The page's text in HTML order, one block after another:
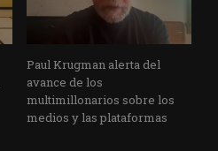
Paul Krugman alerta del
avance de los
multimillonarios sobre los
medios y las plataformas